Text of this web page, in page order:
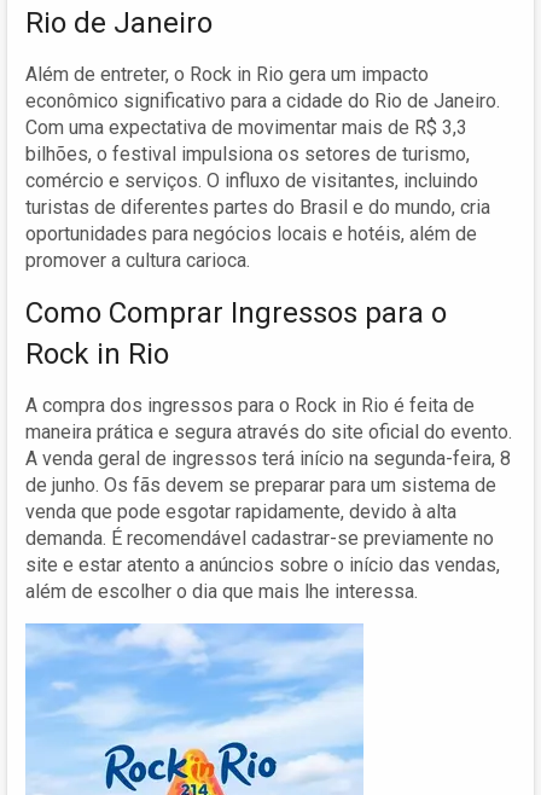
Rio de Janeiro
Além de entreter, o Rock in Rio gera um impacto
econômico significativo para a cidade do Rio de Janeiro.
Com uma expectativa de movimentar mais de R$ 3,3
bilhões, o festival impulsiona os setores de turismo,
comércio e serviços. O influxo de visitantes, incluindo
turistas de diferentes partes do Brasil e do mundo, cria
oportunidades para negócios locais e hotéis, além de
promover a cultura carioca.
Como Comprar Ingressos para o
Rock in Rio
A compra dos ingressos para o Rock in Rio é feita de
maneira prática e segura através do site oficial do evento.
A venda geral de ingressos terá início na segunda-feira, 8
de junho. Os fãs devem se preparar para um sistema de
venda que pode esgotar rapidamente, devido à alta
demanda. É recomendável cadastrar-se previamente no
site e estar atento a anúncios sobre o início das vendas,
além de escolher o dia que mais lhe interessa.